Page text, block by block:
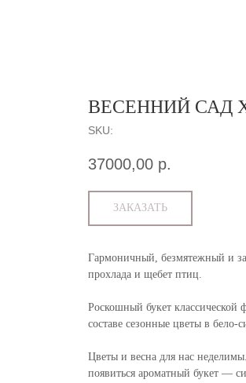
ВЕСЕННИЙ САД
SKU:
37000,00 р.
ЗАКАЗАТЬ
Гармоничный, безмятежный и
прохлада и щебет птиц.
Роскошный букет
составе сезонные цветы в бело-
Цветы и весна для нас
появиться ароматный букет —